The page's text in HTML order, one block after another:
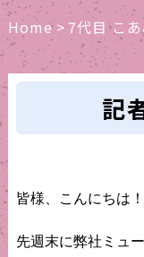
Home> 7代目 こ
記
皆様、こんにちは
先週末に弊社ミュ